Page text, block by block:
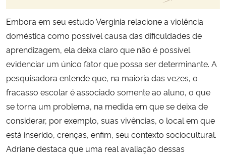
Embora em seu estudo Verginia relacione a violência
doméstica como possível causa das dificuldades de
aprendizagem, ela deixa claro que não é possível
evidenciar um único fator que possa ser determinante. A
pesquisadora entende que, na maioria das vezes, o
fracasso escolar é associado somente ao aluno, o que
se torna um problema, na medida em que se deixa de
considerar, por exemplo, suas vivências, o local em que
está inserido, crenças, enfim, seu contexto sociocultural.
Adriane destaca que uma real avaliação dessas